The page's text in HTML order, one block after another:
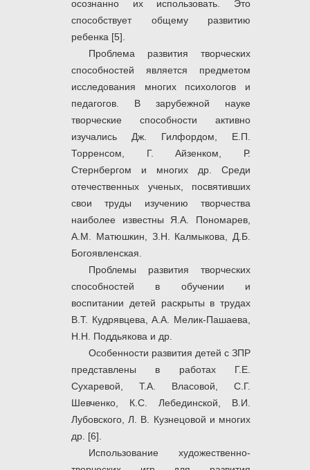
осознанно их использовать. Это
способствует общему развитию
ребенка [5].
Проблема развития творческих
способностей является предметом
исследования многих психологов и
педагогов. В зарубежной науке
творческие способности активно
изучались Дж. Гилфордом, Е.П.
Торренсом, Г. Айзенком, Р.
Стернбергом и многих др. Среди
отечественных ученых, посвятивших
свои труды изучению творчества
наиболее известны Я.А. Пономарев,
А.М. Матюшкин, З.Н. Калмыкова, Д.Б.
Богоявленская.
Проблемы развития творческих
способностей в обучении и
воспитании детей раскрыты в трудах
В.Т. Кудрявцева, А.А. Мелик-Пашаева,
Н.Н. Поддьякова и др.
Особенности развития детей с ЗПР
представлены в работах Г.Е.
Сухаревой, Т.А. Власовой, С.Г.
Шевченко, К.С. Лебединской, В.И.
Лубовского, Л. В. Кузнецовой и многих
др. [6].
Использование художественно-